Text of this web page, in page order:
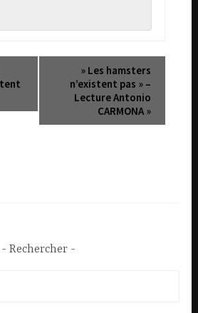
» Les hamsters
n’existent pas » –
Lecture Antonio
CARMONA»
Rechercher